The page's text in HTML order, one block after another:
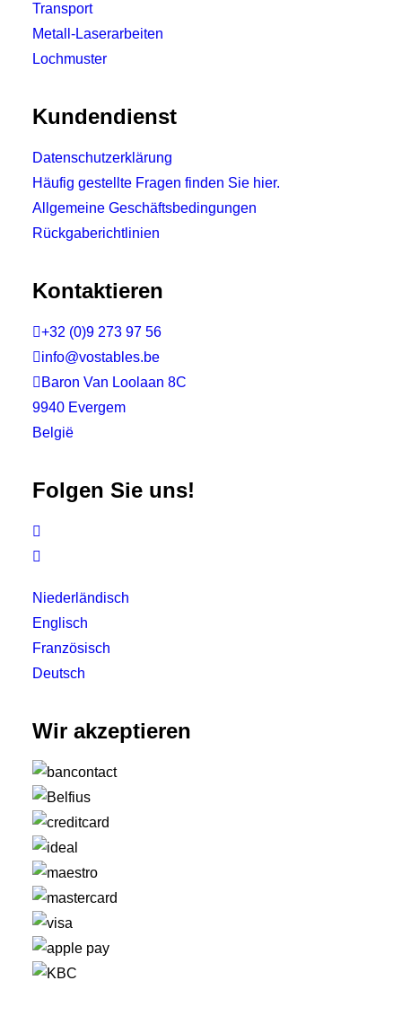
Transport
Metall-Laserarbeiten
Lochmuster
Kundendienst
Datenschutzerklärung
Häufig gestellte Fragen finden Sie hier.
Allgemeine Geschäftsbedingungen
Rückgaberichtlinien
Kontaktieren
+32 (0)9 273 97 56
info@vostables.be
 Baron Van Loolaan 8C
9940 Evergem
België
Folgen Sie uns!


Niederländisch
Englisch
Französisch
Deutsch
Wir akzeptieren